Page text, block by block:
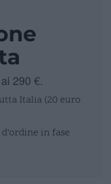
290 €.
Italia (20 euro
in fase